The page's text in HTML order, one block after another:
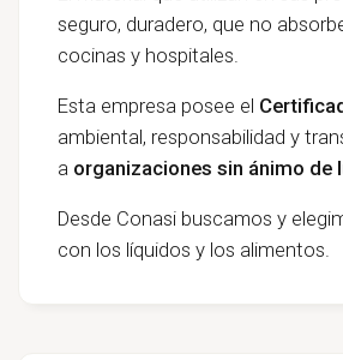
seguro, duradero, que no
cocinas y hospitales.
Esta empresa posee el
ambiental, responsabilidad y
a organizaciones sin ánimo de
Desde Conasi buscamos y
con los líquidos y los alimentos.